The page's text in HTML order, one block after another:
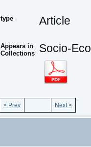
type Article
Appears in
Collections
Socio-
< Prev Next >